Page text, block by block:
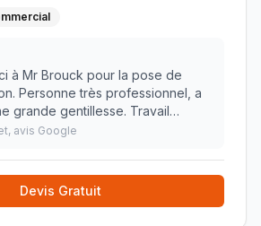
à Mr Brouck pour la pose de
Personne très professionnel, a
grande gentillesse. Travail
Je recommande à 100%, je
, avis Google
Devis Gratuit